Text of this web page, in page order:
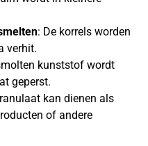
: De korrels worden
verhit.
kunststof wordt
geperst.
kan dienen als
of andere